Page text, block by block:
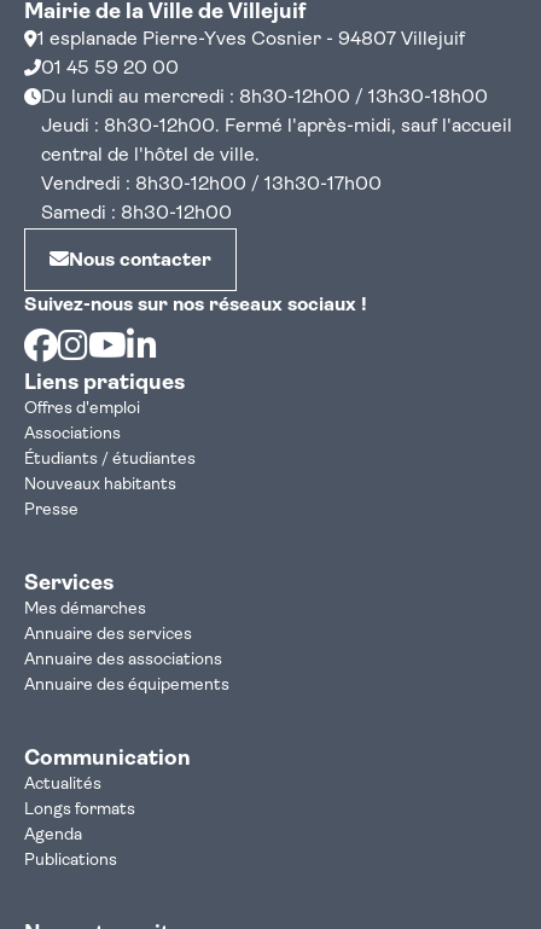
Mairie de la Ville de Villejuif
1 esplanade Pierre-Yves Cosnier - 94807 Villejuif
01 45 59 20 00
Du lundi au mercredi : 8h30-12h00 / 13h30-18h00
Jeudi : 8h30-12h00. Fermé l'après-midi, sauf l'accueil
central de l'hôtel de ville.
Vendredi : 8h30-12h00 / 13h30-17h00
Samedi : 8h30-12h00
Nous contacter
Suivez-nous sur nos réseaux sociaux !
Facebook
Instagram
Youtube
Liens pratiques
Offres d'emploi
Associations
Étudiants / étudiantes
Nouveaux habitants
Presse
Services
Mes démarches
Annuaire des services
Annuaire des associations
Annuaire des équipements
Communication
Actualités
Longs formats
Agenda
Publications